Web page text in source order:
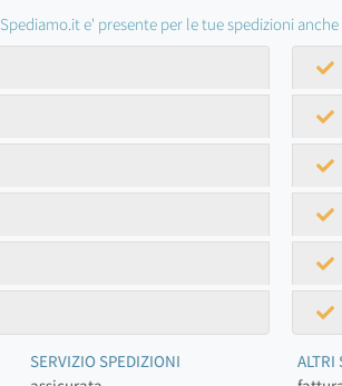
Spediamo.it e' presente per le tue spedizioni anche
SERVIZIO SPEDIZIONI
ALTRI